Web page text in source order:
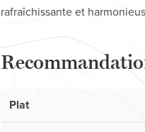
rafraîchissante et
Plat